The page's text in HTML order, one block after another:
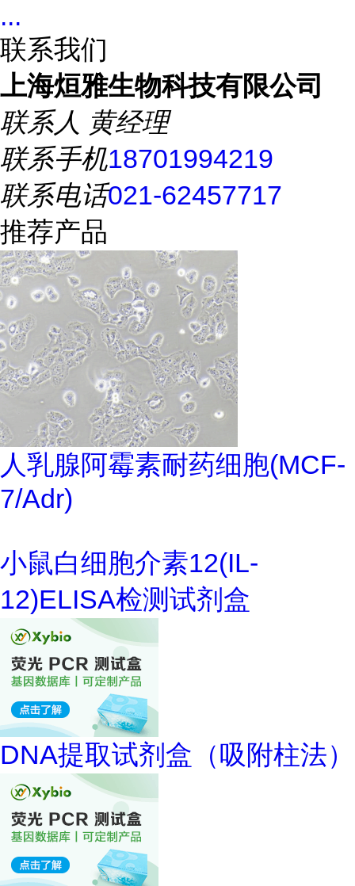
...
联系我们
上海烜雅生物科技有限公司
联系人 黄经理
联系手机18701994219
联系电话021-62457717
推荐产品
人乳腺阿霉素耐药细胞(MCF-
7/Adr)
小鼠白细胞介素12(IL-
12)ELISA检测试剂盒
DNA提取试剂盒（吸附柱法）